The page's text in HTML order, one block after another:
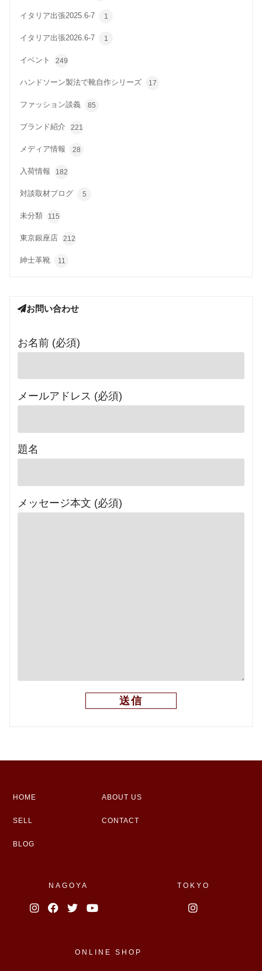
イタリア出張2025.6-7 1
イタリア出張2026.6-7 1
イベント 249
ハンドソーン製法で靴自作シリーズ 17
ファッション談義 85
ブランド紹介 221
メディア情報 28
入荷情報 182
対談取材ブログ 5
未分類 115
東京銀座店 212
紳士革靴 11
お問い合わせ
お名前 (必須)
メールアドレス (必須)
題名
メッセージ本文 (必須)
HOME ABOUT US
SELL CONTACT
BLOG
NAGOYA TOKYO
ONLINE SHOP